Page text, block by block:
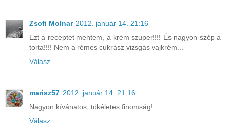
Zsofi Molnar 2012. január 14. 21:16
Ezt a receptet mentem, a krém szuper!!!! És nagyon szép a
torta!!!! Nem a rémes cukrász vizsgás vajkrém...
Válasz
marisz57 2012. január 14. 21:16
Nagyon kívánatos, tökéletes finomság!
Válasz